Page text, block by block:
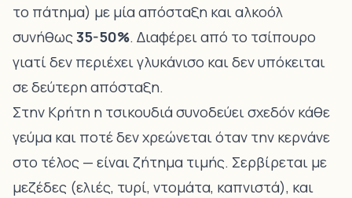
το πάτημα) με μία απόσταξη και αλκοόλ
συνήθως35-50%. Διαφέρει από το τσίπουρο
γιατί δεν περιέχει γλυκάνισο και δεν υπόκειται
σε δεύτερη απόσταξη.
Στην Κρήτη η τσικουδιά συνοδεύει σχεδόν κάθε
γεύμα και ποτέ δεν χρεώνεται όταν την κερνάνε
στο τέλος — είναι ζήτημα τιμής. Σερβίρεται με
μεζέδες (ελιές, τυρί, ντομάτα, καπνιστά), και